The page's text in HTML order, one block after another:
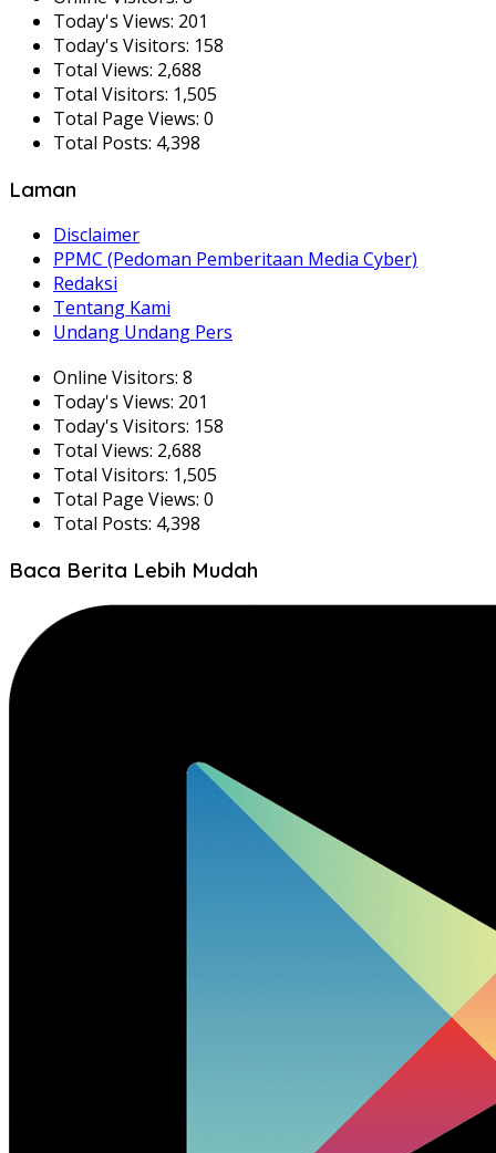
Today's Views: 201
Today's Visitors: 158
Total Views: 2,688
Total Visitors: 1,505
Total Page Views: 0
Total Posts: 4,398
Laman
Disclaimer
PPMC (Pedoman Pemberitaan Media Cyber)
Redaksi
Tentang Kami
Undang Undang Pers
Online Visitors: 8
Today's Views: 201
Today's Visitors: 158
Total Views: 2,688
Total Visitors: 1,505
Total Page Views: 0
Total Posts: 4,398
Baca Berita Lebih Mudah